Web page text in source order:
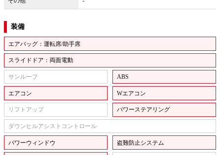
装備
エアバッグ：運転席/助手席
スライドドア：両面電動
サンルーフ ABS
エアコン Wエアコン
リフトアップ パワーステアリング
ダウンヒルアシストコントロール
パワーウィンドウ 盗難防止システム